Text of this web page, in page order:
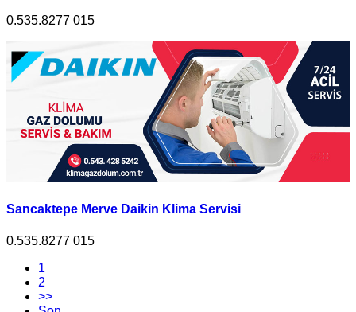
0.535.8277 015
Sancaktepe Merve Daikin Klima Servisi
0.535.8277 015
1
2
>>